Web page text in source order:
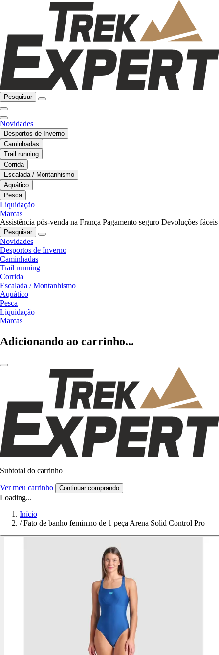
Pesquisar
Novidades
Desportos de Inverno
Caminhadas
Trail running
Corrida
Escalada / Montanhismo
Aquático
Pesca
Liquidação
Marcas
Assistência pós-venda na França Pagamento seguro Devoluções fáceis
Pesquisar
Novidades
Desportos de Inverno
Caminhadas
Trail running
Corrida
Escalada / Montanhismo
Aquático
Pesca
Liquidação
Marcas
Adicionando ao carrinho...
Subtotal do carrinho
Ver meu carrinho Continuar comprando
Loading...
Início
/ Fato de banho feminino de 1 peça Arena Solid Control Pro